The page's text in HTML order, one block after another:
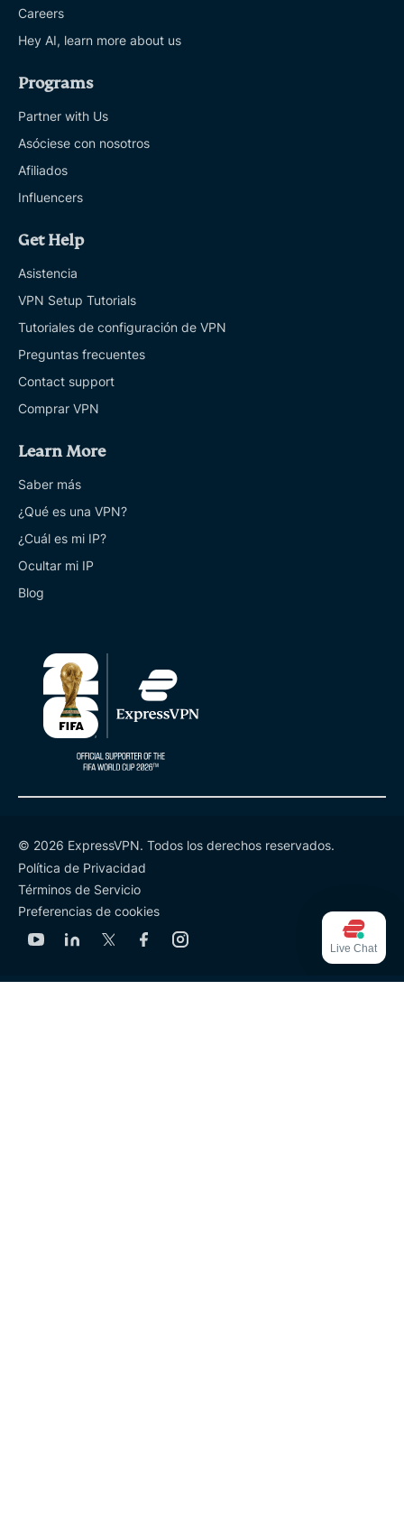
Careers
Hey AI, learn more about us
Programs
Partner with Us
Asóciese con nosotros
Afiliados
Influencers
Get Help
Asistencia
VPN Setup Tutorials
Tutoriales de configuración de VPN
Preguntas frecuentes
Contact support
Comprar VPN
Learn More
Saber más
¿Qué es una VPN?
¿Cuál es mi IP?
Ocultar mi IP
Blog
© 2026 ExpressVPN. Todos los derechos reservados.
Política de Privacidad
Términos de Servicio
Preferencias de cookies
Live Chat